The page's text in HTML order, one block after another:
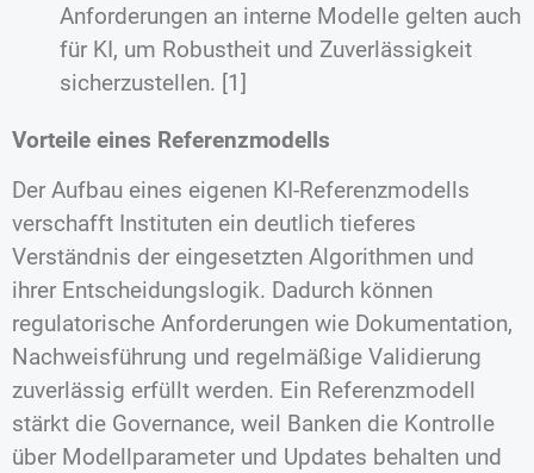
Anforderungen an interne Modelle gelten auch
für KI, um Robustheit und Zuverlässigkeit
sicherzustellen. [1]
Vorteile eines Referenzmodells
Der Aufbau eines eigenen KI-Referenzmodells
verschafft Instituten ein deutlich tieferes
Verständnis der eingesetzten Algorithmen und
ihrer Entscheidungslogik. Dadurch können
regulatorische Anforderungen wie Dokumentation,
Nachweisführung und regelmäßige Validierung
zuverlässig erfüllt werden. Ein Referenzmodell
stärkt die Governance, weil Banken die Kontrolle
über Modellparameter und Updates behalten und